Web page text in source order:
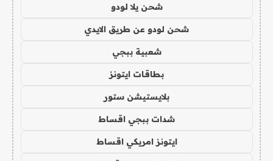
شحن يلا لودو
شحن لودو عن طريق الايدي
شعبية ببجي
بطاقات ايتونز
بلايستيشن ستور
شدات ببجي اقساط
ايتونز امريكي اقساط